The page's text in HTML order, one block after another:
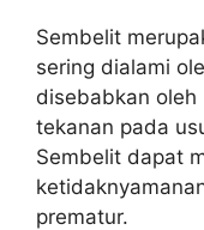
Sembelit
sering dialami
disebabkan oleh
tekanan pada
Sembelit dapat
prematur.